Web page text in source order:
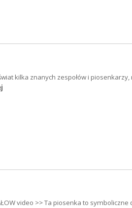
kilka znanych zespołów i piosenkarzy,
video >> Ta piosenka to